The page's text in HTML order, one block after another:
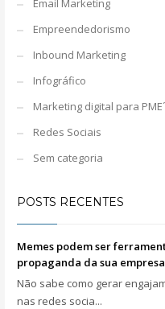
Email Marketing
Empreendedorismo
Inbound Marketing
Infográfico
Marketing digital para
Redes Sociais
Sem categoria
POSTS RECENTES
Memes podem ser
propaganda da sua empresa
Não sabe como gerar
nas redes socia...